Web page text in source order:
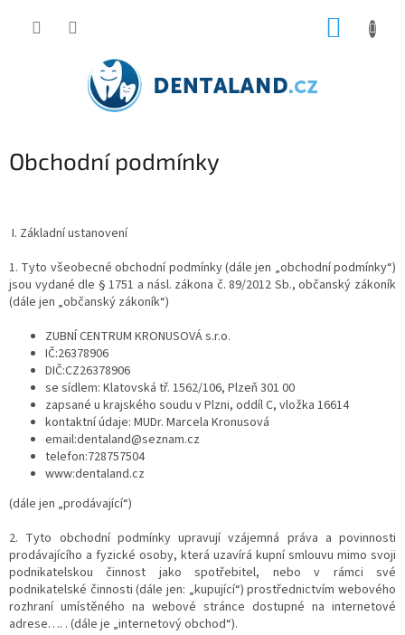
Obchodní podmínky
I. Základní ustanovení
1. Tyto všeobecné obchodní podmínky (dále jen „obchodní podmínky“)
jsou vydané dle § 1751 a násl. zákona č. 89/2012 Sb., občanský zákoník
(dále jen „občanský zákoník“)
ZUBNÍ CENTRUM KRONUSOVÁ s.r.o.
IČ:26378906
DIČ:CZ26378906
se sídlem: Klatovská tř. 1562/106, Plzeň 301 00
zapsané u krajského soudu v Plzni, oddíl C, vložka 16614
kontaktní údaje: MUDr. Marcela Kronusová
email:dentaland@seznam.cz
telefon:728757504
www:dentaland.cz
(dále jen „prodávající“)
2. Tyto obchodní podmínky upravují vzájemná práva a povinnosti
prodávajícího a fyzické osoby, která uzavírá kupní smlouvu mimo svoji
podnikatelskou činnost jako spotřebitel, nebo v rámci své
podnikatelské činnosti (dále jen: „kupující“) prostřednictvím webového
rozhraní umístěného na webové stránce dostupné na internetové
adrese…. . (dále je „internetový obchod“).